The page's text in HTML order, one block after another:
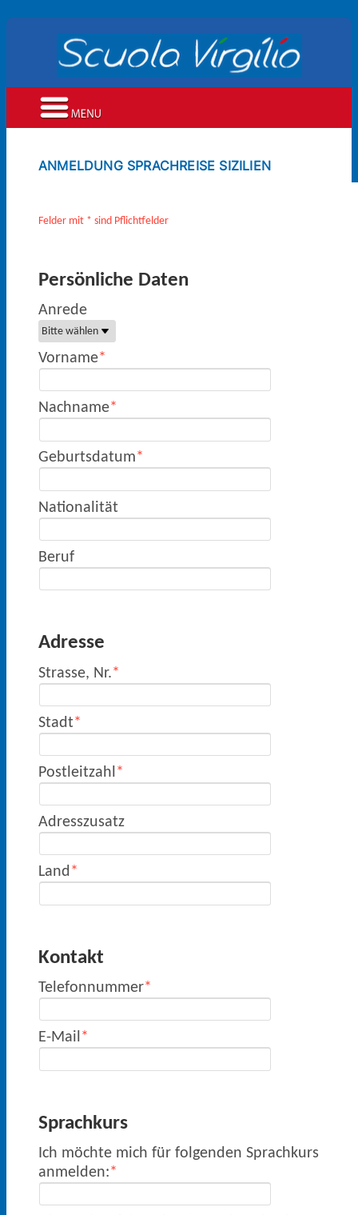
ANMELDUNG SPRACHREISE SIZILIEN
Felder mit * sind Pflichtfelder
Persönliche Daten
Anrede
Vorname
Nachname
Geburtsdatum
Nationalität
Beruf
Adresse
Strasse, Nr.
Stadt
Postleitzahl
Adresszusatz
Land
Kontakt
Telefonnummer
E-Mail
Sprachkurs
Ich möchte mich für folgenden Sprachkurs
anmelden: